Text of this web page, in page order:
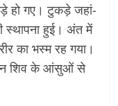
हो गए। टुकड़े जहां-
स्थापना हुई। अंत में
का भस्म रह गया।
शिव के आंसुओं से